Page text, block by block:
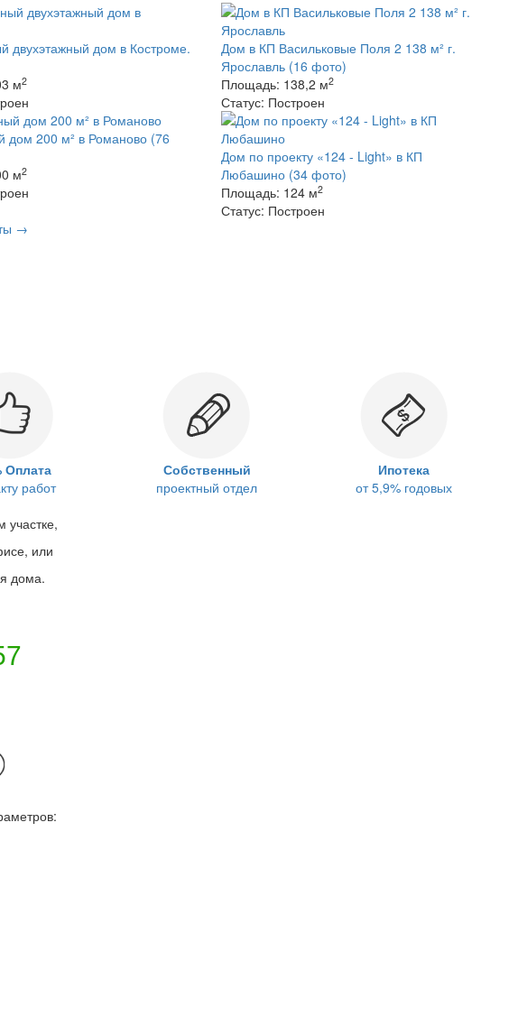
двухэтажный дом в Костроме.
м2
Дом в КП Васильковые Поля 2 138 м² г.
Ярославль (16 фото)
Площадь: 138,2 м2
Статус: Построен
дом 200 м² в Романово (76
м2
Дом по проекту «124 - Light» в КП
Любашино (34 фото)
Площадь: 124 м2
Статус: Построен
→
Оплата
работ
Собственный
проектный отдел
Ипотека
от 5,9% годовых
участке,
или
дома.